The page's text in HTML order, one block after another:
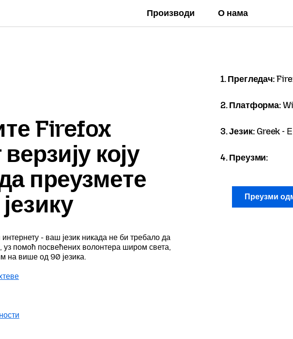
Производи О нама
Firefox
коју
преузмете
- ваш језик никада не би требало да
уз помоћ посвећених волонтера широм света,
на више од 90 језика.
1. Прегледач:
2. Платформа:
3. Језик: Greek -
4. Преузми:
Преузми